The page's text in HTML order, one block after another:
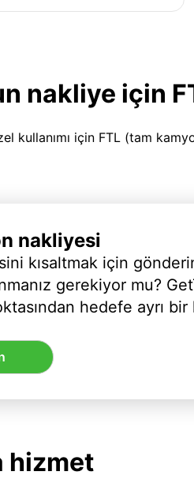
nakliye için
kullanımı için FTL (tam
nakliyesi
kısaltmak için
gerekiyor mu?
hedefe ayrı
hizmet